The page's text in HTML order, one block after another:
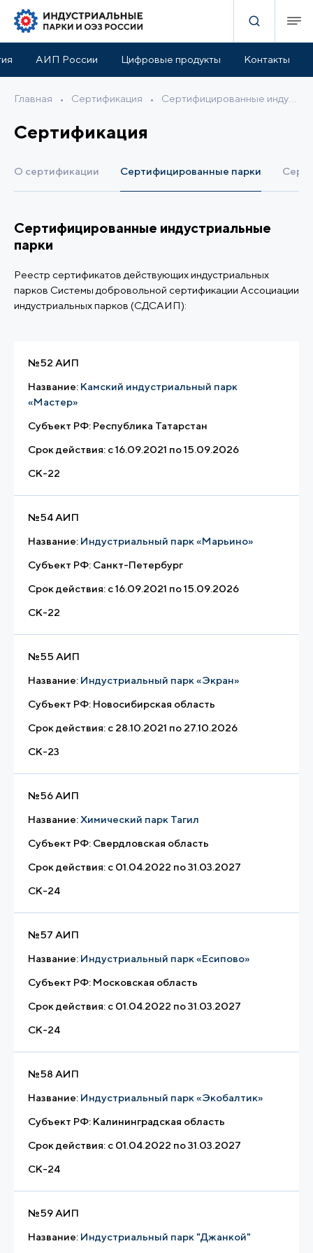
АИП России Цифровые продукты Контакты
Главная • Сертификация •
Сертификация
О сертификации Сертифицированные парки
Сертифицированные индустриальные
парки
Реестр сертификатов действующих индустриальных
парков Системы добровольной сертификации Ассоциации
индустриальных парков (СДСАИП):
№52 АИП
Название: Камский индустриальный парк
«Мастер»
Субъект РФ: Республика Татарстан
Срок действия: с 16.09.2021 по 15.09.2026
СК-22
№54 АИП
Название: Индустриальный парк «Марьино»
Субъект РФ: Санкт-Петербург
Срок действия: с 16.09.2021 по 15.09.2026
СК-22
№55 АИП
Название: Индустриальный парк «Экран»
Субъект РФ: Новосибирская область
Срок действия: с 28.10.2021 по 27.10.2026
СК-23
№56 АИП
Название:Химический парк Тагил
Субъект РФ: Свердловская область
Срок действия: с 01.04.2022 по 31.03.2027
СК-24
№57 АИП
Название: Индустриальный парк «Есипово»
Субъект РФ: Московская область
Срок действия: с 01.04.2022 по 31.03.2027
СК-24
№58 АИП
Название: Индустриальный парк «Экобалтик»
Субъект РФ: Калининградская область
Срок действия: с 01.04.2022 по 31.03.2027
СК-24
№59 АИП
Название: Индустриальный парк "Джанкой"